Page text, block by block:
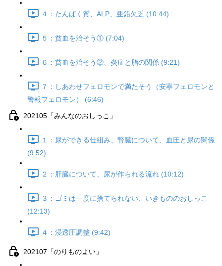
４：たんぱく質、ALP、亜鉛欠乏 (10:44)
５：貧血を治そう① (7:04)
６：貧血を治そう②、炎症と脂の関係 (9:21)
７：しあわせフェロモンで満たそう（安寧フェロモンと
警報フェロモン） (6:46)
202105「みんなのおしっこ」
１：尿ができる仕組み、腎臓について、血圧と尿の関係
(9:52)
２：肝臓について、尿が作られる流れ (10:12)
３：ゴミは一度に捨てられない、いきもののおしっこ
(12:13)
４：浸透圧調整 (9:42)
202107「のりものよい」